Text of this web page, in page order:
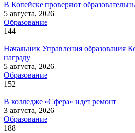
В Копейске проверяют
5 августа, 2026
Образование
144
Начальник Управления образования
награду
5 августа, 2026
Образование
152
В колледже «Сфера» идет ремонт
3 августа, 2026
Образование
188